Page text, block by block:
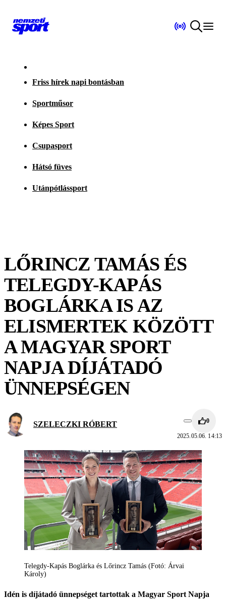
Friss hírek napi bontásban
Sportműsor
Képes Sport
Csupasport
Hátsó füves
Utánpótlássport
LŐRINCZ TAMÁS ÉS
TELEGDY-KAPÁS
BOGLÁRKA IS AZ
ELISMERTEK KÖZÖTT
A MAGYAR SPORT
NAPJA DÍJÁTADÓ
ÜNNEPSÉGEN
SZELECZKI RÓBERT 0
2025.05.06. 14:13
Telegdy-Kapás Boglárka és Lőrincz Tamás (Fotó: Árvai
Károly)
Idén is díjátadó ünnepséget tartottak a Magyar Sport Napja